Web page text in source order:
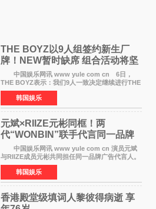
THE BOYZ以9人组签约新生厂
牌！NEW暂时缺席 组合活动将坚
定不移继续
中国娱乐网讯 www yule com cn 6日，
THE BOYZ表示：我们9人一致决定继续进行THE
BOYZ组合活动，并且已经完成了组合团体活动
签约。目前正在新生厂牌下进行活动准备。尚未
离开THE BOYZ原所
韩国娱乐
元斌×RIIZE元彬同框！两
代“WONBIN”联手代言同一品牌
颜值天花板合体
中国娱乐网讯 www yule com cn 演员元斌
与RIIZE成员元彬共同担任同一品牌广告代言人。
6日据独家报道，继演员元斌之后，RIIZE元彬最
近也被选为某在线中介平台A公司的共同广告代言
人，两人将作
韩国娱乐
香港殿堂级填词人黎彼得病逝 享